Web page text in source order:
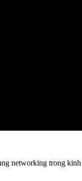
networking trong